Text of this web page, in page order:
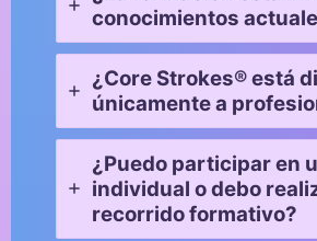
conocimientos
¿Core Strokes® está
únicamente a
¿Puedo participar en
individual o debo
recorrido formativo?